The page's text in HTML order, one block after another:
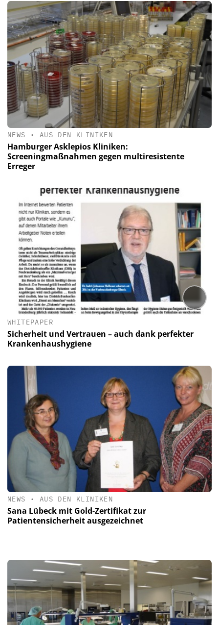
NEWS • AUS DEN KLINIKEN
Hamburger Asklepios Kliniken:
Screeningmaßnahmen gegen multiresistente
Erreger
WHITEPAPER
Sicherheit und Vertrauen – auch dank perfekter
Krankenhaushygiene
NEWS • AUS DEN KLINIKEN
Sana Lübeck mit Gold-Zertifikat zur
Patientensicherheit ausgezeichnet